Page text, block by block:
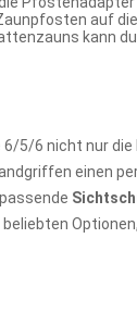
auf die
kann
5/6 nicht nur die
einen